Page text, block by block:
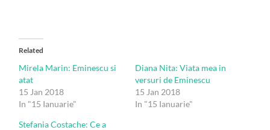
Related
Mirela Marin: Eminescu si
atat
15 Jan 2018
In "15 Ianuarie"
Diana Nita: Viata mea in
versuri de Eminescu
15 Jan 2018
In "15 Ianuarie"
Stefania Costache: Ce a